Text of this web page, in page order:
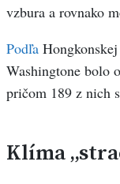
vzbura a rovnako
Podľa
Washingtone bolo
pričom 189 z nich
Klíma